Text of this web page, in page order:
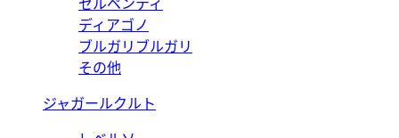
セルペンティ
ディアゴノ
ブルガリブルガリ
その他
ジャガールクルト